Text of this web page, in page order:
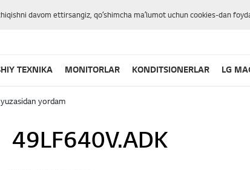
davom ettirsangiz, qoʻshimcha maʼlumot uchun cookies-dan
TEXNIKA MONITORLAR KONDITSIONERLAR LG
yordam
49LF640V.ADK